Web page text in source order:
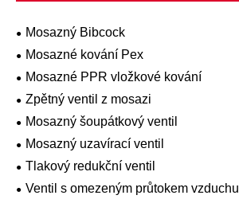
Mosazný Bibcock
Mosazné kování Pex
Mosazné PPR vložkové kování
Zpětný ventil z mosazi
Mosazný šoupátkový ventil
Mosazný uzavírací ventil
Tlakový redukční ventil
Ventil s omezeným průtokem vzduchu